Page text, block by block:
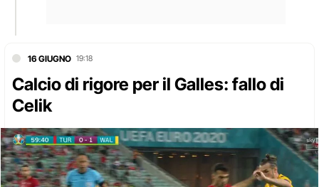
16 GIUGNO 19:18
Calcio di rigore per il Galles: fallo di
Celik